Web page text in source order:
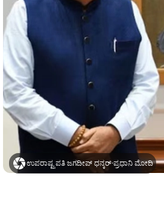
ಉಪರಾಷ್ಟ್ರಪತಿ ಜಗದೀಪ್‌ ಧನ್ಕರ್-ಪ್ರಧಾನಿ ಮೋದಿ